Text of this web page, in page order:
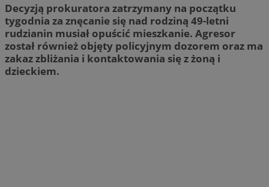
Decyzją prokuratora zatrzymany na początku
tygodnia za znęcanie się nad rodziną 49-letni
rudzianin musiał opuścić mieszkanie. Agresor
został również objęty policyjnym dozorem oraz ma
zakaz zbliżania i kontaktowania się z żoną i
dzieckiem.